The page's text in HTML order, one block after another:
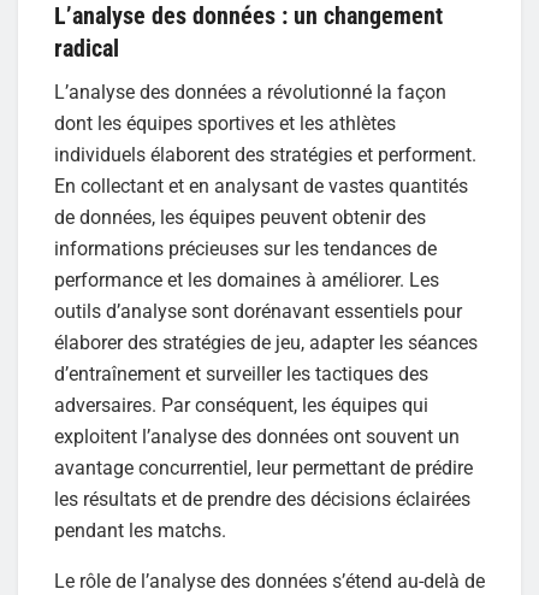
L’analyse des données : un changement
radical
L’analyse des données a révolutionné la façon
dont les équipes sportives et les athlètes
individuels élaborent des stratégies et performent.
En collectant et en analysant de vastes quantités
de données, les équipes peuvent obtenir des
informations précieuses sur les tendances de
performance et les domaines à améliorer. Les
outils d’analyse sont dorénavant essentiels pour
élaborer des stratégies de jeu, adapter les séances
d’entraînement et surveiller les tactiques des
adversaires. Par conséquent, les équipes qui
exploitent l’analyse des données ont souvent un
avantage concurrentiel, leur permettant de prédire
les résultats et de prendre des décisions éclairées
pendant les matchs.
Le rôle de l’analyse des données s’étend au-delà de